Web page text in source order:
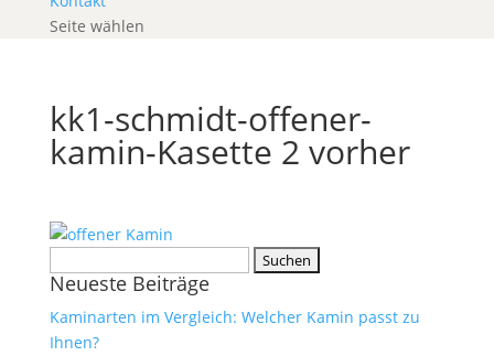
Seite wählen
kk1-schmidt-offener-
kamin-Kasette 2 vorher
nach:
Neueste Beiträge
Kaminarten im Vergleich: Welcher Kamin passt zu
Ihnen?